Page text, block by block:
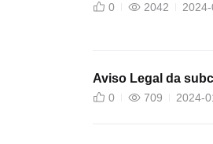
0 2042
Aviso Legal da
0 709 2024-